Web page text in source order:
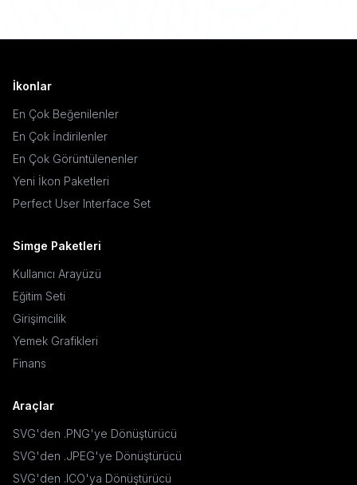
İkonlar
En Çok Beğenilenler
En Çok İndirilenler
En Çok Görüntülenenler
Yeni İkon Paketleri
Perfect User Interface Set
Simge Paketleri
Kullanıcı Arayüzü
Eğitim Seti
Girişimcilik
Yemek Grafikleri
Finans
Araçlar
SVG'den .PNG'ye Dönüştürücü
SVG'den .JPEG'ye Dönüştürücü
SVG'den .ICO'ya Dönüştürücü